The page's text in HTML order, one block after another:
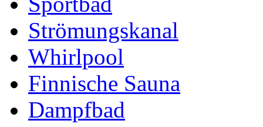
Strömungskanal
Whirlpool
Finnische Sauna
Dampfbad